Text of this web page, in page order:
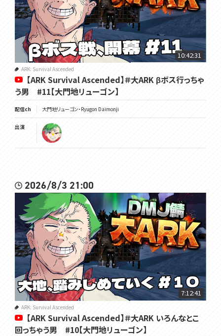
10:42:31
ARK: Survival Ascended
【ARK Survival Ascended】＃大ARK βボス行っちゃ
う男 #11【大門地リューゴン】
配信ch 大門地リューゴン・Ryugon Daimonji
出演
2026/8/3 21:00
7:12:41
ARK: Survival Ascended
【ARK Survival Ascended】＃大ARK いろんなとこ
回っちゃう男 #10【大門地リューゴン】